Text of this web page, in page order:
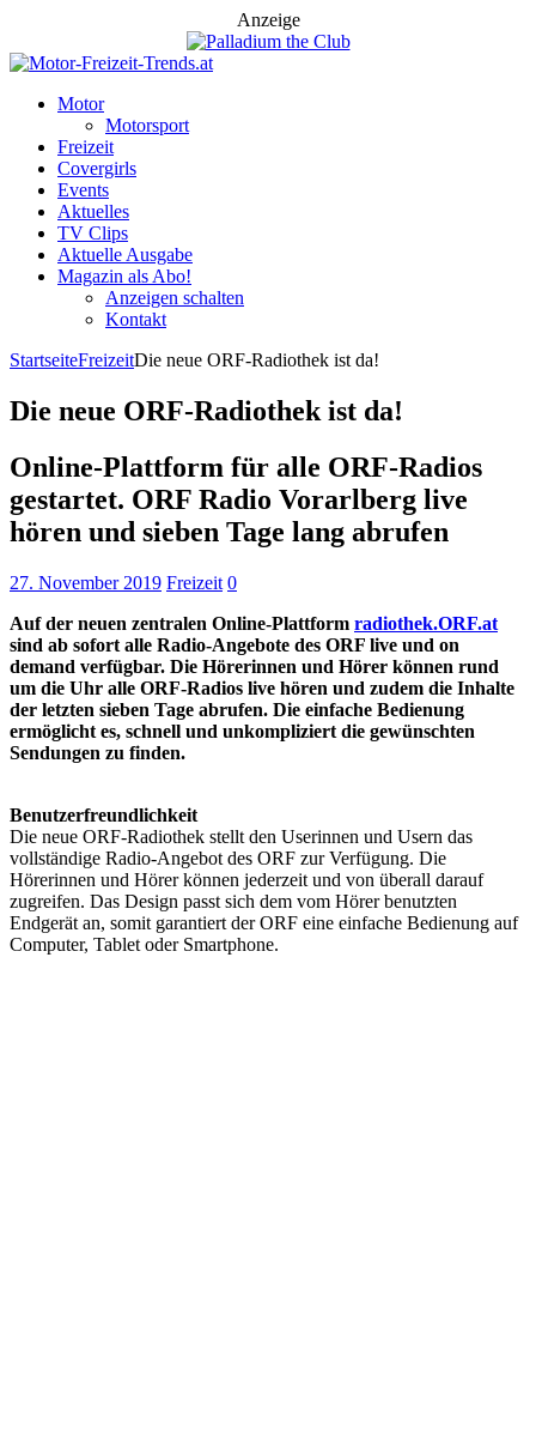
Anzeige
Motor
Motorsport
Freizeit
Covergirls
Events
Aktuelles
TV Clips
Aktuelle Ausgabe
Magazin als Abo!
Anzeigen schalten
Kontakt
StartseiteFreizeitDie neue ORF-Radiothek ist da!
Die neue ORF-Radiothek ist da!
Online-Plattform für alle ORF-Radios
gestartet. ORF Radio Vorarlberg live
hören und sieben Tage lang abrufen
27. November 2019 Freizeit 0
Auf der neuen zentralen Online-Plattform radiothek.ORF.at
sind ab sofort alle Radio-Angebote des ORF live und on
demand verfügbar. Die Hörerinnen und Hörer können rund
um die Uhr alle ORF-Radios live hören und zudem die Inhalte
der letzten sieben Tage abrufen. Die einfache Bedienung
ermöglicht es, schnell und unkompliziert die gewünschten
Sendungen zu finden.
Benutzerfreundlichkeit
Die neue ORF-Radiothek stellt den Userinnen und Usern das
vollständige Radio-Angebot des ORF zur Verfügung. Die
Hörerinnen und Hörer können jederzeit und von überall darauf
zugreifen. Das Design passt sich dem vom Hörer benutzten
Endgerät an, somit garantiert der ORF eine einfache Bedienung auf
Computer, Tablet oder Smartphone.